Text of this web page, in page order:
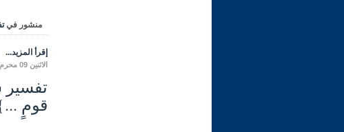
منشور في
إقرأ المزيد...
الاثنين 09 محرم 1444 هـ الموافق لـ: 08 أوت 2022 00:00
قومٍ